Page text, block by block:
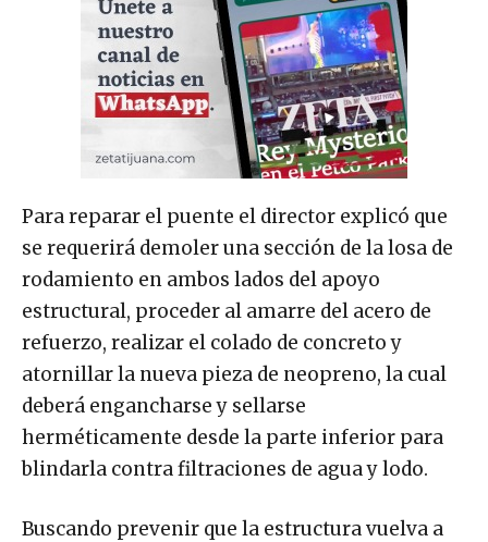
Para reparar el puente el director explicó que
se requerirá demoler una sección de la losa de
rodamiento en ambos lados del apoyo
estructural, proceder al amarre del acero de
refuerzo, realizar el colado de concreto y
atornillar la nueva pieza de neopreno, la cual
deberá engancharse y sellarse
herméticamente desde la parte inferior para
blindarla contra filtraciones de agua y lodo.
Buscando prevenir que la estructura vuelva a